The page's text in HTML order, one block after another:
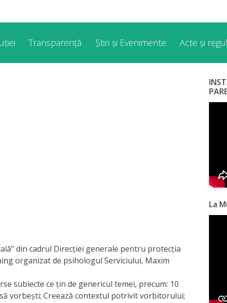
Transparență Știri și Evenimente Acte și
din cadrul Direcției generale pentru protecția
organizat de psihologul Serviciului, Maxim
subiecte ce țin de genericul temei, precum: 10
vorbești; Creează contextul potrivit vorbitorului;
La